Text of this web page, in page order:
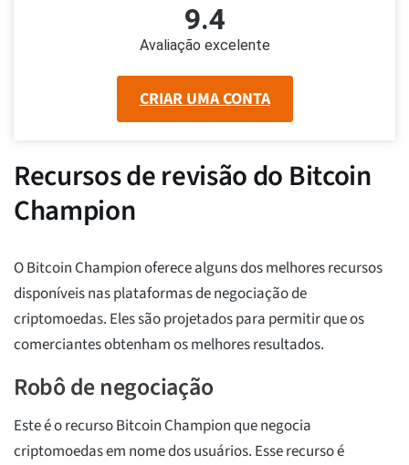
9.4
Avaliação excelente
CRIAR UMA CONTA
Recursos de revisão do Bitcoin
Champion
O Bitcoin Champion oferece alguns dos melhores recursos
disponíveis nas plataformas de negociação de
criptomoedas. Eles são projetados para permitir que os
comerciantes obtenham os melhores resultados.
Robô de negociação
Este é o recurso Bitcoin Champion que negocia
criptomoedas em nome dos usuários. Esse recurso é